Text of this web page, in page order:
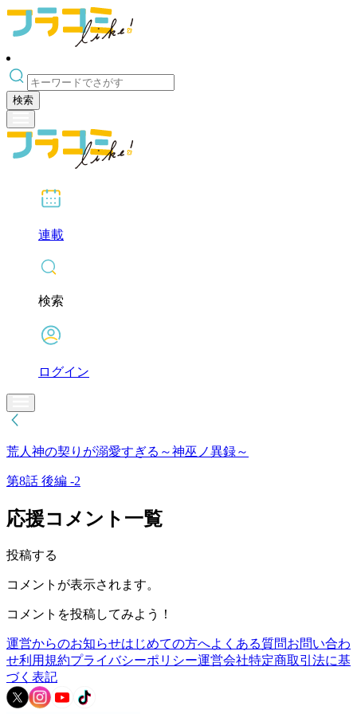
検索
連載
検索
ログイン
荒人神の契りが溺愛すぎる～神巫ノ異録～
第8話 後編 -2
応援コメント一覧
投稿する
コメントが表示されます。
コメントを投稿してみよう！
運営からのお知らせはじめての方へよくある質問お問い合わ
せ利用規約プライバシーポリシー運営会社特定商取引法に基
づく表記